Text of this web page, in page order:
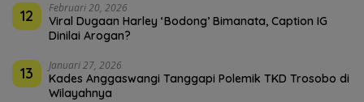
12 Februari 20, 2026
Viral Dugaan Harley ‘Bodong’ Bimanata, Caption IG
Dinilai Arogan?
13 Januari 27, 2026
Kades Anggaswangi Tanggapi Polemik TKD Trosobo di
Wilayahnya